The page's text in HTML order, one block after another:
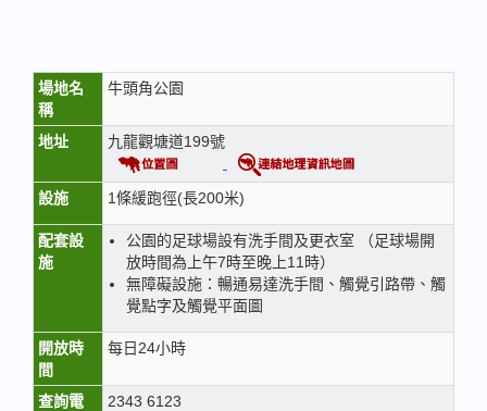
場地名
稱
牛頭角公園
地址 九龍觀塘道199號
設施 1條緩跑徑(長200米)
配套設
施
公園的足球場設有洗手間及更衣室 （足球場開
放時間為上午7時至晚上11時）
無障礙設施：暢通易達洗手間、觸覺引路帶、觸
覺點字及觸覺平面圖
開放時
間
每日24小時
查詢電
2343 6123